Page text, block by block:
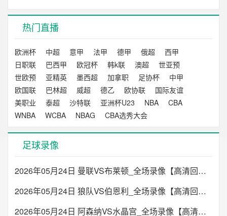
热门直播
欧洲杯 中超 意甲 法甲 德甲 俄超
西甲
日职联
巴西甲 欧冠杯 韩k联 澳超
世亚预
世欧预
亚精英 墨西超 加拿职 足协杯
中甲
欧国联
巴林超 威超 德乙 欧协联
国际友谊
美职业
泰超 沙特联 亚洲杯U23 NBA
CBA
WNBA
WCBA NBAG CBA选秀大会
足球录像
2026年05月24日 曼联VS布莱顿_全场录像【高清回放】
2026年05月24日 狼队VS伯恩利_全场录像【高清回放】
2026年05月24日 阿森纳VS水晶宫_全场录像【高清回放】